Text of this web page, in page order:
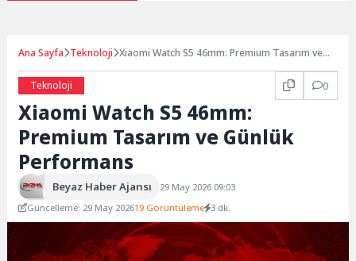
Ana Sayfa Teknoloji Xiaomi Watch S5 46mm: Premium Tasarım ve
Teknoloji
0
Xiaomi Watch S5 46mm:
Premium Tasarım ve Günlük
Performans
Beyaz Haber Ajansı
29 May 2026 09:03
Güncelleme: 29 May 202619 Görüntüleme 3 dk.